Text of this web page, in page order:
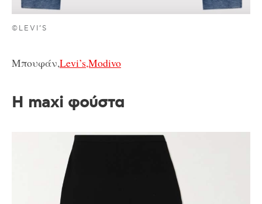
©LEVI’S
Μπουφάν,Levi’s,Modivo
Η maxi φούστα